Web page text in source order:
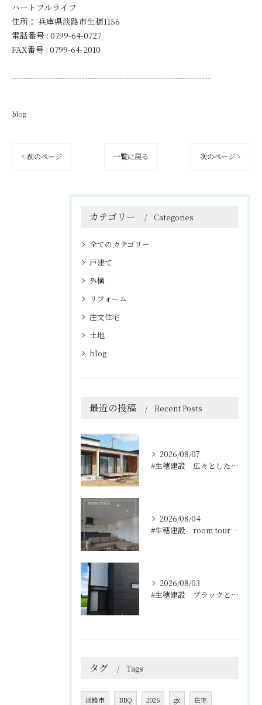
ハートフルライフ
住所： 兵庫県淡路市生穂1156
電話番号 : 0799-64-0727
FAX番号 : 0799-64-2010
--------------------------------------------------------------------
blog
< 前のページ 一覧に戻る 次のページ >
カテゴリー Categories
全てのカテゴリー
戸建て
外構
リフォーム
注文住宅
土地
blog
最近の投稿 Recent Posts
2026/08/07
#生穂建設 広々としたウッドデッキは、室内と庭を繋ぐ心地よい...
2026/08/04
#生穂建設 room tour🏠
2026/08/03
#生穂建設 ブラックとグレーのコントラストがスタイリッシュな...
タグ Tags
淡路市 BBQ 2026 gx 住宅